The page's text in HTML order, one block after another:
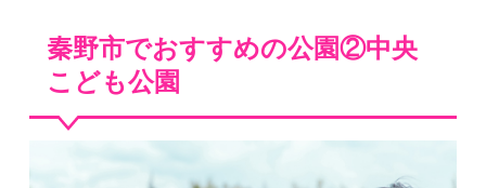
秦野市でおすすめの公園②中央
こども公園